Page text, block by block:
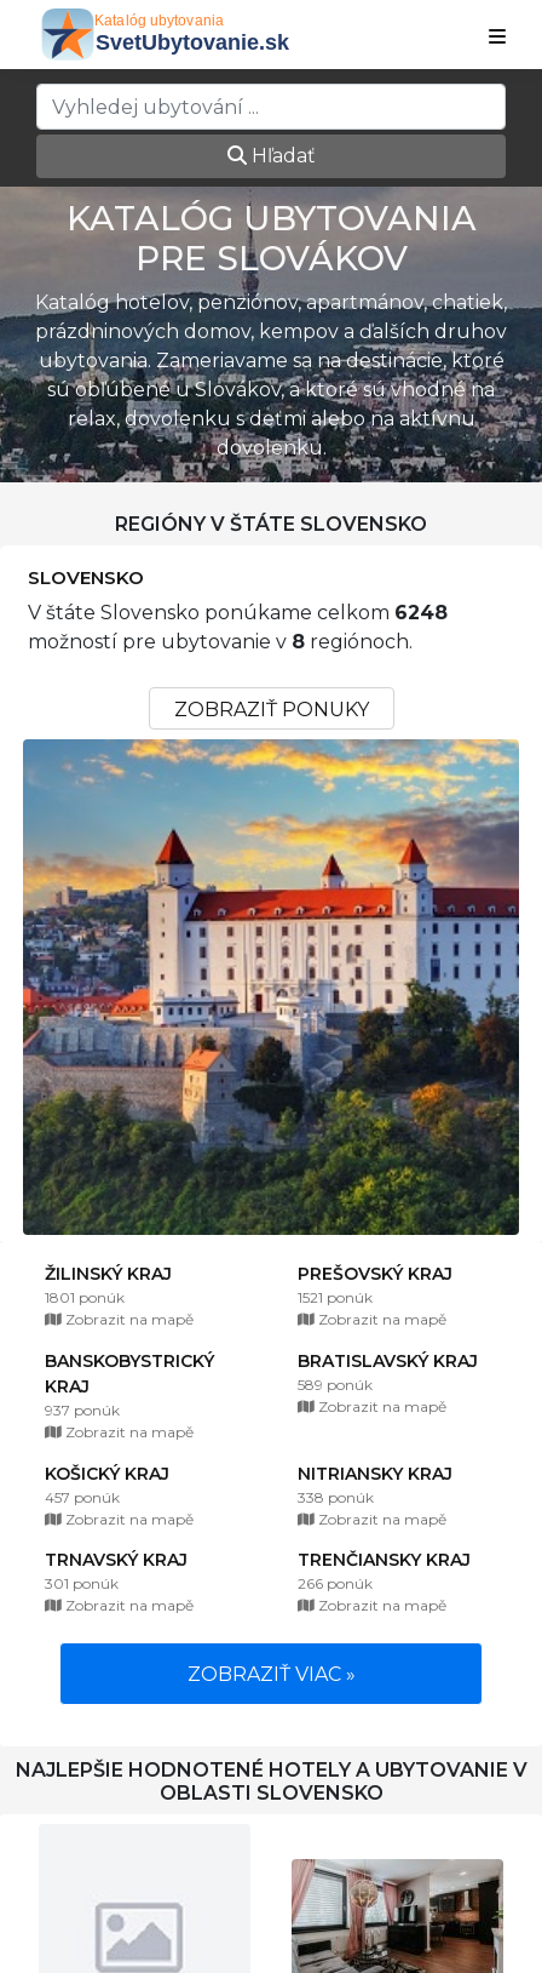
Hľadať
KATALÓG UBYTOVANIA
PRE SLOVÁKOV
Katalóg hotelov, penziónov, apartmánov, chatiek,
prázdninových domov, kempov a ďalších druhov
ubytovania. Zameriavame sa na destinácie, ktoré
sú obľúbené u Slovákov, a ktoré sú vhodné na
relax, dovolenku s deťmi alebo na aktívnu
dovolenku.
REGIÓNY V ŠTÁTE SLOVENSKO
SLOVENSKO
V štáte Slovensko ponúkame celkom 6248
možností pre ubytovanie v 8 regiónoch.
ZOBRAZIŤ PONUKY
ŽILINSKÝ KRAJ
1801 ponúk
Zobrazit na mapě
PREŠOVSKÝ KRAJ
1521 ponúk
Zobrazit na mapě
BANSKOBYSTRICKÝ
KRAJ
937 ponúk
Zobrazit na mapě
BRATISLAVSKÝ KRAJ
589 ponúk
Zobrazit na mapě
KOŠICKÝ KRAJ
457 ponúk
Zobrazit na mapě
NITRIANSKY KRAJ
338 ponúk
Zobrazit na mapě
TRNAVSKÝ KRAJ
301 ponúk
Zobrazit na mapě
TRENČIANSKY KRAJ
266 ponúk
Zobrazit na mapě
ZOBRAZIŤ VIAC »
NAJLEPŠIE HODNOTENÉ HOTELY A UBYTOVANIE V
OBLASTI SLOVENSKO